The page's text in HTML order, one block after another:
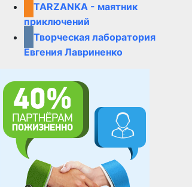
TARZANKA - маятник
приключений
Творческая лаборатория
Евгения Лавриненко